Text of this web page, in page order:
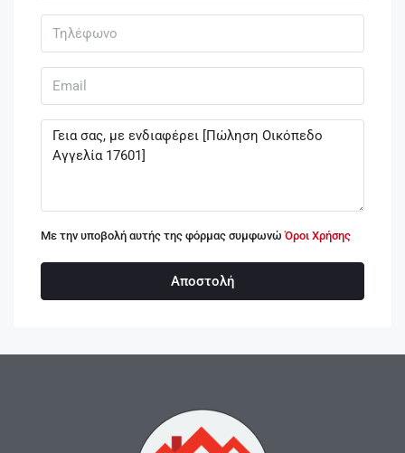
Με την υποβολή αυτής της φόρμας συμφωνώΌροι Χρήσης
Αποστολή